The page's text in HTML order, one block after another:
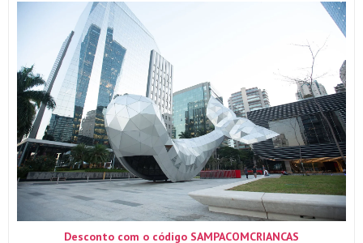
Desconto com o código SAMPACOMCRIANCAS